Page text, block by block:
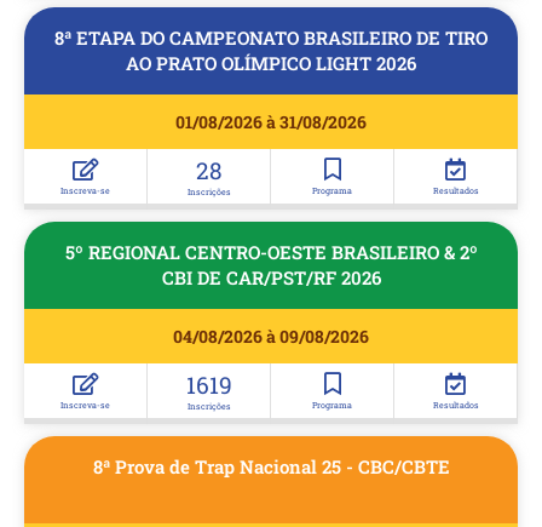
8ª ETAPA DO CAMPEONATO BRASILEIRO DE TIRO
AO PRATO OLÍMPICO LIGHT 2026
01/08/2026 à 31/08/2026
Inscreva-se
28
Inscrições Programa Resultados
5º REGIONAL CENTRO-OESTE BRASILEIRO & 2º
CBI DE CAR/PST/RF 2026
04/08/2026 à 09/08/2026
Inscreva-se
1619
Inscrições Programa Resultados
8ª Prova de Trap Nacional 25 - CBC/CBTE